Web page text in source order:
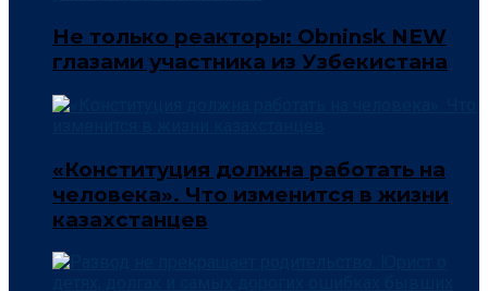
Не только реакторы: Obninsk NEW
глазами участника из Узбекистана
«Конституция должна работать на
человека». Что изменится в жизни
казахстанцев